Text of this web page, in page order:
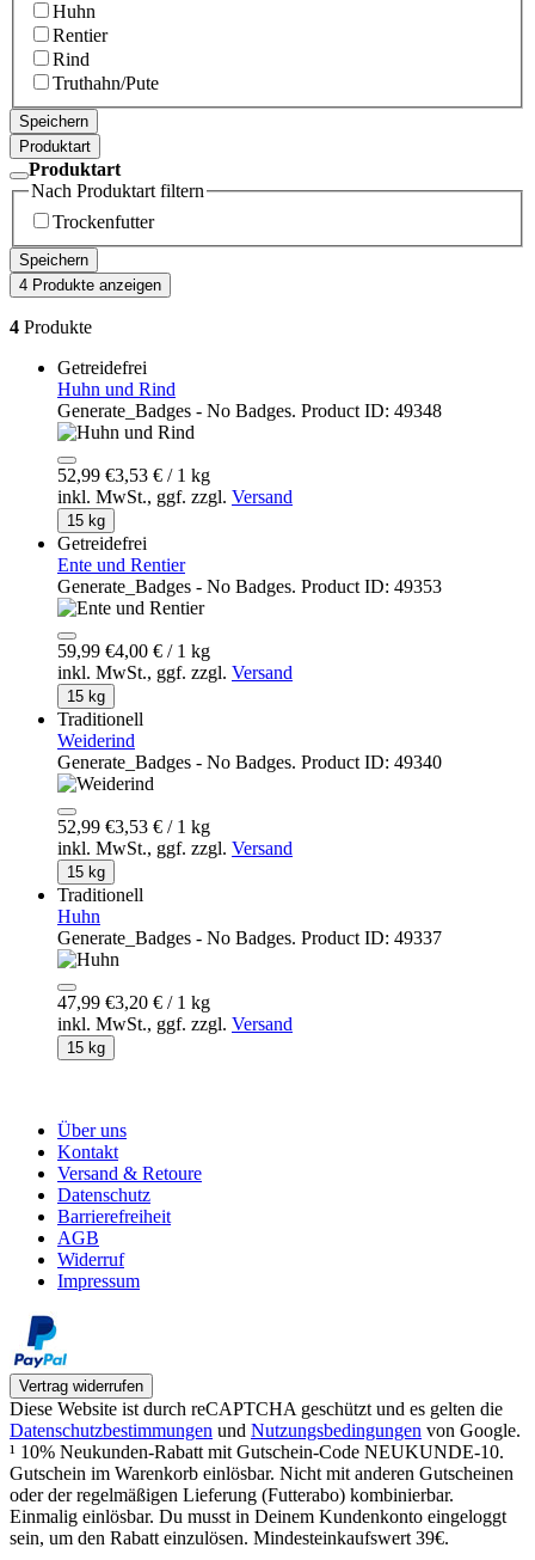
Huhn
Rentier
Rind
Truthahn/Pute
Speichern
Produktart
Produktart
Nach Produktart filtern
Trockenfutter
Speichern
4 Produkte anzeigen
4 Produkte
Getreidefrei
Huhn und Rind
Generate_Badges - No Badges. Product ID: 49348
52,99 €3,53 € / 1 kg
inkl. MwSt., ggf. zzgl. Versand
15 kg
Getreidefrei
Ente und Rentier
Generate_Badges - No Badges. Product ID: 49353
59,99 €4,00 € / 1 kg
inkl. MwSt., ggf. zzgl. Versand
15 kg
Traditionell
Weiderind
Generate_Badges - No Badges. Product ID: 49340
52,99 €3,53 € / 1 kg
inkl. MwSt., ggf. zzgl. Versand
15 kg
Traditionell
Huhn
Generate_Badges - No Badges. Product ID: 49337
47,99 €3,20 € / 1 kg
inkl. MwSt., ggf. zzgl. Versand
15 kg
Über uns
Kontakt
Versand & Retoure
Datenschutz
Barrierefreiheit
AGB
Widerruf
Impressum
Vertrag widerrufen
Diese Website ist durch reCAPTCHA geschützt und es gelten die
Datenschutzbestimmungen und Nutzungsbedingungen von Google.
¹ 10% Neukunden-Rabatt mit Gutschein-Code NEUKUNDE-10.
Gutschein im Warenkorb einlösbar. Nicht mit anderen Gutscheinen
oder der regelmäßigen Lieferung (Futterabo) kombinierbar.
Einmalig einlösbar. Du musst in Deinem Kundenkonto eingeloggt
sein, um den Rabatt einzulösen. Mindesteinkaufswert 39€.